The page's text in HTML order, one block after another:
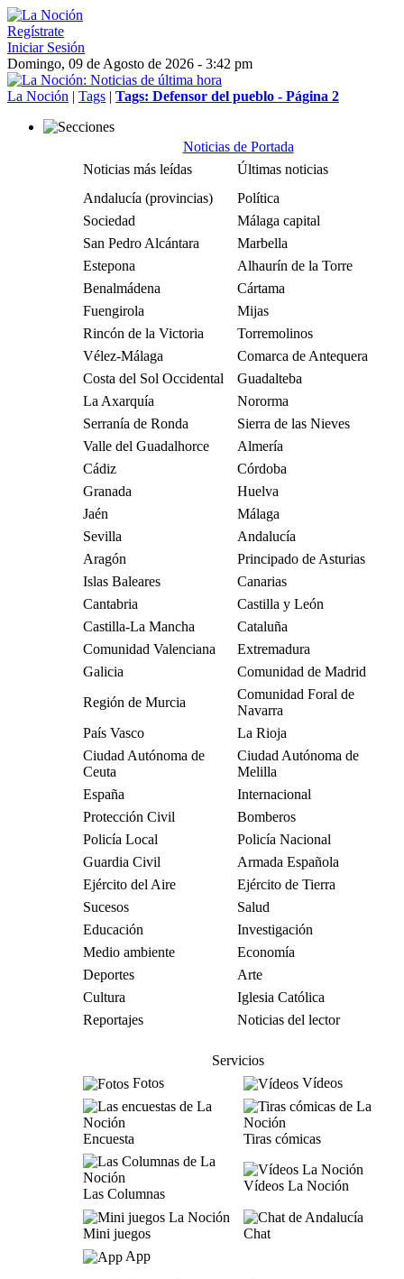
Regístrate
Iniciar Sesión
Domingo, 09 de Agosto de 2026 - 3:42 pm
La Noción | Tags | Tags: Defensor del pueblo - Página 2
Noticias de Portada
Noticias más leídas
Últimas noticias
Andalucía (provincias)
Política
Sociedad
Málaga capital
San Pedro Alcántara
Marbella
Estepona
Alhaurín de la Torre
Benalmádena
Cártama
Fuengirola
Mijas
Rincón de la Victoria
Torremolinos
Vélez-Málaga
Comarca de Antequera
Costa del Sol Occidental
Guadalteba
La Axarquía
Nororma
Serranía de Ronda
Sierra de las Nieves
Valle del Guadalhorce
Almería
Cádiz
Córdoba
Granada
Huelva
Jaén
Málaga
Sevilla
Andalucía
Aragón
Principado de Asturias
Islas Baleares
Canarias
Cantabria
Castilla y León
Castilla-La Mancha
Cataluña
Comunidad Valenciana
Extremadura
Galicia
Comunidad de Madrid
Región de Murcia
Comunidad Foral de
Navarra
País Vasco
La Rioja
Ciudad Autónoma de
Ceuta
Ciudad Autónoma de
Melilla
España
Internacional
Protección Civil
Bomberos
Policía Local
Policía Nacional
Guardia Civil
Armada Española
Ejército del Aire
Ejército de Tierra
Sucesos
Salud
Educación
Investigación
Medio ambiente
Economía
Deportes
Arte
Cultura
Iglesia Católica
Reportajes
Noticias del lector
Servicios
Fotos
Vídeos
Encuesta Tiras cómicas
Las Columnas
Vídeos La Noción
Mini juegos
Chat
App